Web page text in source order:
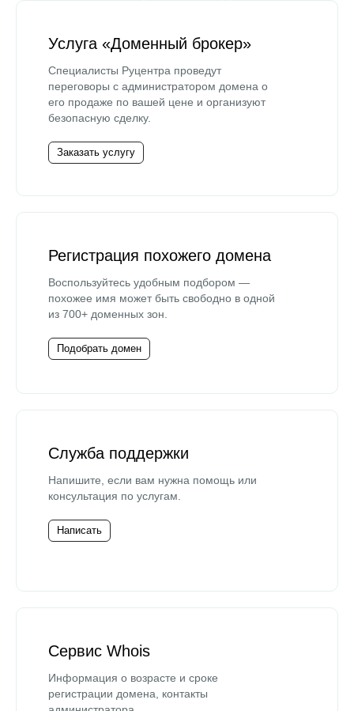
Услуга «Доменный брокер»
Специалисты Руцентра проведут
переговоры с администратором домена о
его продаже по вашей цене и организуют
безопасную сделку.
Заказать услугу
Регистрация похожего домена
Воспользуйтесь удобным подбором —
похожее имя может быть свободно в одной
из 700+ доменных зон.
Подобрать домен
Служба поддержки
Напишите, если вам нужна помощь или
консультация по услугам.
Написать
Сервис Whois
Информация о возрасте и сроке
регистрации домена, контакты